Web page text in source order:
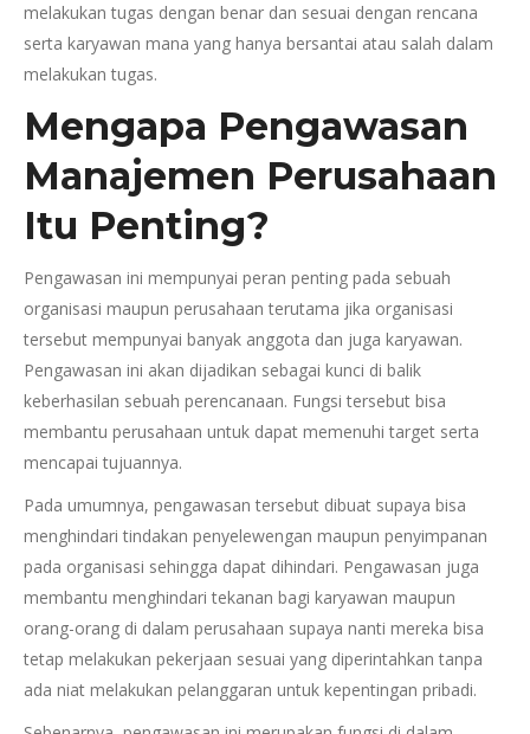
melakukan tugas dengan benar dan sesuai dengan rencana
serta karyawan mana yang hanya bersantai atau salah dalam
melakukan tugas.
Mengapa Pengawasan
Manajemen Perusahaan
Itu Penting?
Pengawasan ini mempunyai peran penting pada sebuah
organisasi maupun perusahaan terutama jika organisasi
tersebut mempunyai banyak anggota dan juga karyawan.
Pengawasan ini akan dijadikan sebagai kunci di balik
keberhasilan sebuah perencanaan. Fungsi tersebut bisa
membantu perusahaan untuk dapat memenuhi target serta
mencapai tujuannya.
Pada umumnya, pengawasan tersebut dibuat supaya bisa
menghindari tindakan penyelewengan maupun penyimpanan
pada organisasi sehingga dapat dihindari. Pengawasan juga
membantu menghindari tekanan bagi karyawan maupun
orang-orang di dalam perusahaan supaya nanti mereka bisa
tetap melakukan pekerjaan sesuai yang diperintahkan tanpa
ada niat melakukan pelanggaran untuk kepentingan pribadi.